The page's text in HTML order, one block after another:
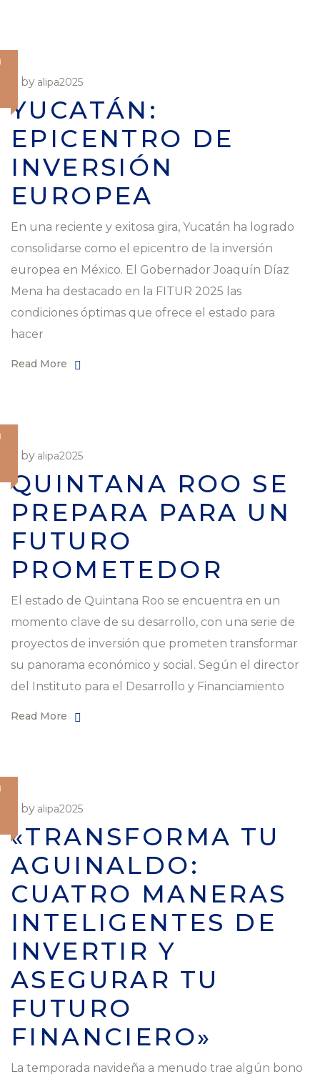
by alipa2025
YUCATÁN:
EPICENTRO DE
INVERSIÓN
EUROPEA
En una reciente y exitosa gira, Yucatán ha logrado
consolidarse como el epicentro de la inversión
europea en México. El Gobernador Joaquín Díaz
Mena ha destacado en la FITUR 2025 las
condiciones óptimas que ofrece el estado para
hacer
Read More
by alipa2025
QUINTANA ROO SE
PREPARA PARA UN
FUTURO
PROMETEDOR
El estado de Quintana Roo se encuentra en un
momento clave de su desarrollo, con una serie de
proyectos de inversión que prometen transformar
su panorama económico y social. Según el director
del Instituto para el Desarrollo y Financiamiento
Read More
by alipa2025
«TRANSFORMA TU
AGUINALDO:
CUATRO MANERAS
INTELIGENTES DE
INVERTIR Y
ASEGURAR TU
FUTURO
FINANCIERO»
La temporada navideña a menudo trae algún bono